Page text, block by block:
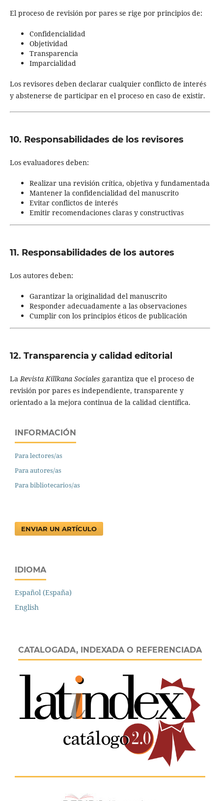
El proceso de revisión por pares se rige por principios de:
Confidencialidad
Objetividad
Transparencia
Imparcialidad
Los revisores deben declarar cualquier conflicto de interés
y abstenerse de participar en el proceso en caso de existir.
10. Responsabilidades de los revisores
Los evaluadores deben:
Realizar una revisión crítica, objetiva y fundamentada
Mantener la confidencialidad del manuscrito
Evitar conflictos de interés
Emitir recomendaciones claras y constructivas
11. Responsabilidades de los autores
Los autores deben:
Garantizar la originalidad del manuscrito
Responder adecuadamente a las observaciones
Cumplir con los principios éticos de publicación
12. Transparencia y calidad editorial
LaRevista Killkana Sociales garantiza que el proceso de
revisión por pares es independiente, transparente y
orientado a la mejora continua de la calidad científica.
INFORMACIÓN
Para lectores/as
Para autores/as
Para bibliotecarios/as
ENVIAR UN ARTÍCULO
IDIOMA
Español (España)
English
CATALOGADA, INDEXADA O REFERENCIADA